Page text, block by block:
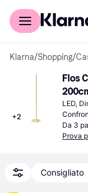
Per il tuo shopping
Klarna/Shopping/
+2
Flos
LED,
Da 3
Prova
Consigliato